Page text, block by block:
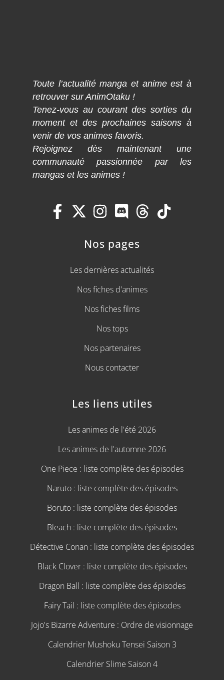
Toute l’actualité manga et anime est à
retrouver sur AnimOtaku !
Tenez-vous au courant des sorties du
moment et des prochaines saisons à
venir de vos animes favoris.
Rejoignez dès maintenant une
communauté passionnée par les
mangas et les animes !
Nos pages
Les dernières actualités
Nos fiches d'animes
Nos fiches films
Nos tops
Nos partenaires
Nous contacter
Les liens utiles
Les animes de l'été 2026
Les animes de l'automne 2026
One Piece : liste complète des épisodes
Naruto : liste complète des épisodes
Boruto : liste complète des épisodes
Bleach : liste complète des épisodes
Détective Conan : liste complète des épisodes
Black Clover : liste complète des épisodes
Dragon Ball : liste complète des épisodes
Fairy Tail : liste complète des épisodes
Jojo's Bizarre Adventure : Ordre de visionnage
Calendrier Mushoku Tensei Saison 3
Calendrier Slime Saison 4